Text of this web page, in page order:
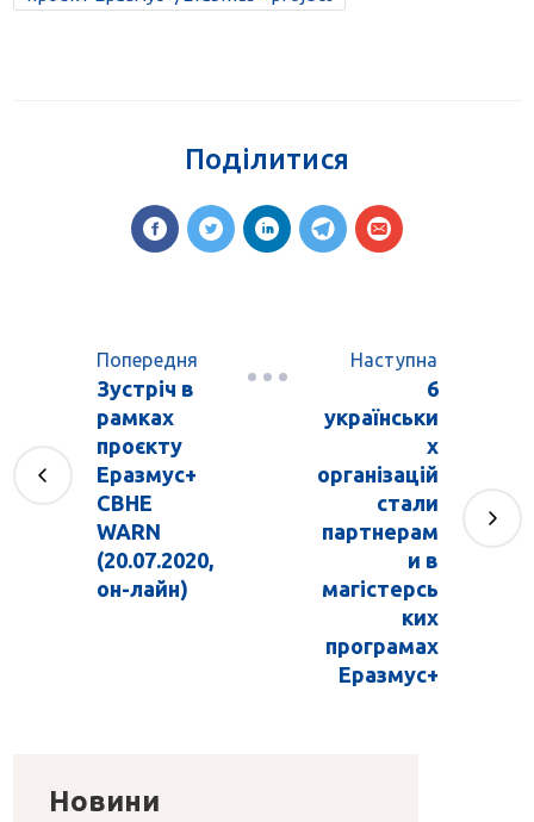
Поділитися
Попередня
Зустріч в
рамках
проєкту
Еразмус+
CBHE
WARN
(20.07.2020,
он-лайн)
Наступна
6
українськи
х
організацій
стали
партнерам
и в
магістерсь
ких
програмах
Еразмус+
Новини